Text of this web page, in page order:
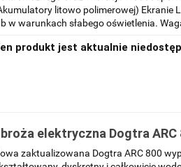
litowo polimerowej) Ekranie
w warunkach słabego oświetlenia.
produkt jest aktualnie
elektryczna Dogtra ARC
zaktualizowana Dogtra ARC 800